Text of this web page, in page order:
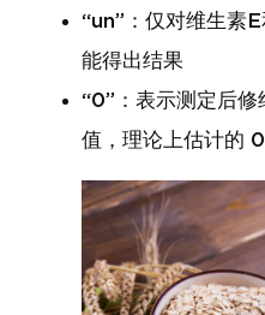
“un”：仅对维生素
能得出结果
“0”：表示测定后
值，理论上估计的 0